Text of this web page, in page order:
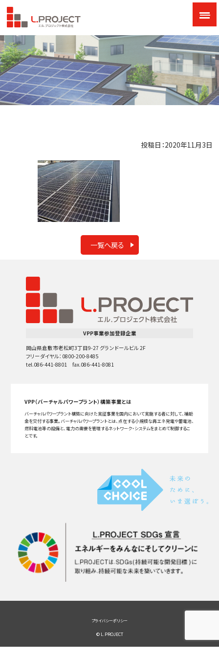
投稿日：2020年11月3日
一覧へ戻る
VPP事業参加登録企業
岡山県倉敷市老松町3丁目9-27 グランドールビル 2F
フリーダイヤル：0800-200-8485
tel.086-441-8801 fax.086-441-8081
VPP（バーチャルパワープラント）構築事業とは
バーチャルパワープラント構築に向けた実証事業を国内において実施する者に対して、補助
金を交付する事業。バーチャルパワープラントとは、点在する小規模な再エネ発電や蓄電池、
燃料電池等の設備と、電力の需要を管理するネットワーク・システムをまとめて制御するこ
とです。
プライバシーポリシー
© L.PROJECT